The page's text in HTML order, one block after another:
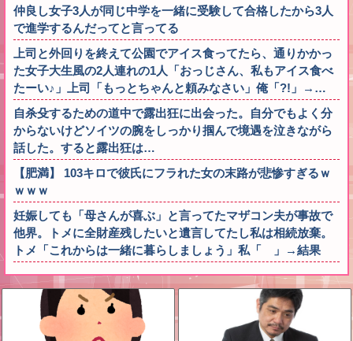
仲良し女子3人が同じ中学を一緒に受験して合格したから3人
で進学するんだってと言ってる
上司と外回りを終えて公園でアイス食ってたら、通りかかっ
た女子大生風の2人連れの1人「おっじさん、私もアイス食べ
たーい♪」上司「もっとちゃんと頼みなさい」俺「?!」→…
自杀殳するための道中で露出狂に出会った。自分でもよく分
からないけどソイツの腕をしっかり掴んで境遇を泣きながら
話した。すると露出狂は…
【肥満】 103キロで彼氏にフラれた女の末路が悲惨すぎるｗ
ｗｗｗ
妊娠しても「母さんが喜ぶ」と言ってたマザコン夫が事故で
他界。トメに全財産残したいと遺言してたし私は相続放棄。
トメ「これからは一緒に暮らしましょう」私「 」→結果